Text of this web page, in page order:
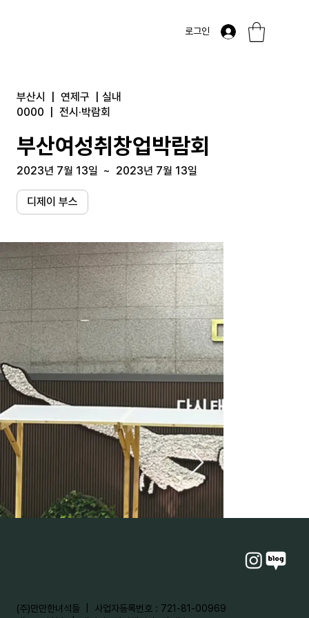
로그인
부산시 연제구
실내
0000
전시·박람회
부산여성취창업박람회
2023년 7월 13일 ~ 2023년 7월 13일
디제이 부스
​(주)만만한녀석들 | 사업자등록번호 : 721-81-00969